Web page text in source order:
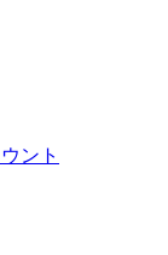
ント